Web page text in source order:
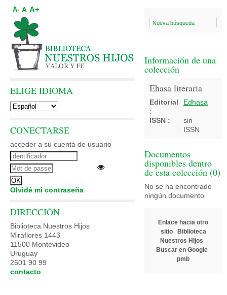
Nueva búsqueda
Información de una
colección
Ehasa literaria
Editorial
:
Edhasa
ISSN :
sin
ISSN
Documentos
disponibles dentro
de esta colección (0)
No se ha encontrado
ningún documento
Enlace hacia otro
sitio
Biblioteca
Nuestros Hijos
Buscar en Google
pmb
A- A A+
ELIGE IDIOMA
CONECTARSE
acceder a su cuenta de usuario
Olvidé mi contraseña
DIRECCIÓN
Biblioteca Nuestros Hijos
Miraflores 1443
11500 Montevideo
Uruguay
2601 90 99
contacto